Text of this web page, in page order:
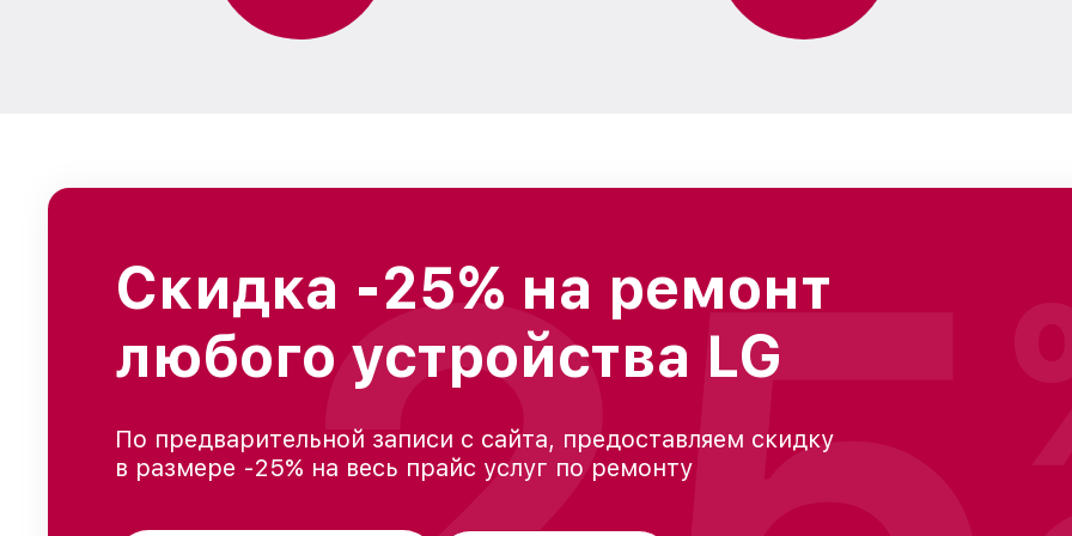
Скидка -25% на ремонт
любого устройства LG
По предварительной записи с сайта, предоставляем скидку
в размере -25% на весь прайс услуг по ремонту